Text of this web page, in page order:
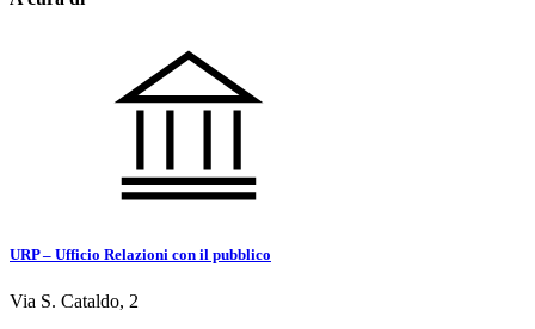
URP – Ufficio Relazioni con il pubblico
Via S. Cataldo, 2